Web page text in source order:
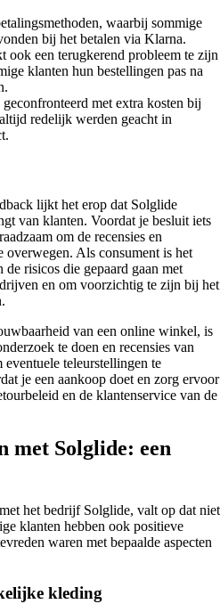
waarbij sommige
bij het betalen via Klarna.
ook een terugkerend probleem te zijn
klanten hun bestellingen pas na
met extra kosten bij
redelijk werden geacht in
lijkt het erop dat Solglide
van klanten. Voordat je besluit iets
om de recensies en
overwegen. Als consument is het
risicos die gepaard gaan met
en om voorzichtig te zijn bij het
van een online winkel, is
te doen en recensies van
eventuele teleurstellingen te
je een aankoop doet en zorg ervoor
en de klantenservice van de
met Solglide: een
het bedrijf Solglide, valt op dat niet
klanten hebben ook positieve
waren met bepaalde aspecten
kleding